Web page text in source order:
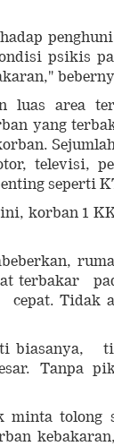
psikis
luas area
yang
televisi,
seperti
korban 1
terbakar
Tidak
biasanya,
Tanpa
minta tolong